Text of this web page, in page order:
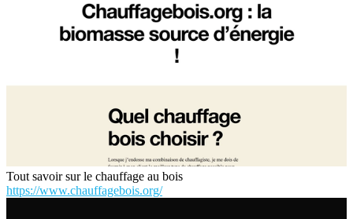
Tout savoir sur le chauffage au bois
https://www.chauffagebois.org/